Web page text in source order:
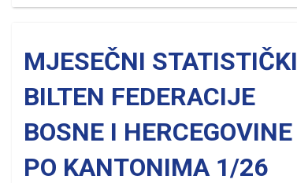
MJESEČNI STATISTIČKI
BILTEN FEDERACIJE
BOSNE I HERCEGOVINE
PO KANTONIMA 1/26